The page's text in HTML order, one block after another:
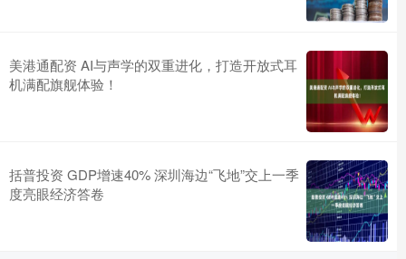
美港通配资 AI与声学的双重进化，打造开放式耳
机满配旗舰体验！
括普投资 GDP增速40% 深圳海边“飞地”交上一季
度亮眼经济答卷